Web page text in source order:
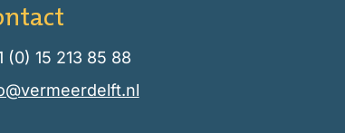
(0) 15 213 85 88